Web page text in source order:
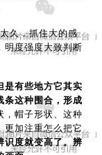
久，抓住大的感
明度强度大致判断
是有些地方它其实
条这种围合，形成
，帽子形状、这种
更加注重怎么把它
识度就变高了。辨